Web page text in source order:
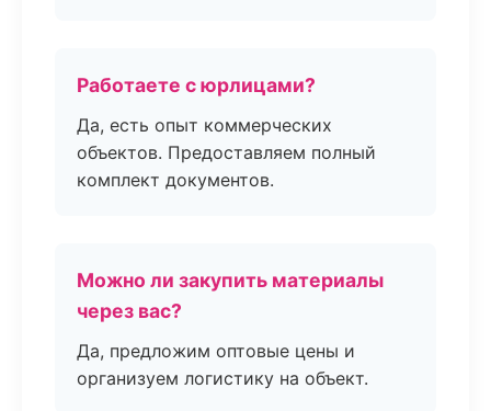
Работаете с юрлицами?
Да, есть опыт коммерческих
объектов. Предоставляем полный
комплект документов.
Можно ли закупить материалы
через вас?
Да, предложим оптовые цены и
организуем логистику на объект.